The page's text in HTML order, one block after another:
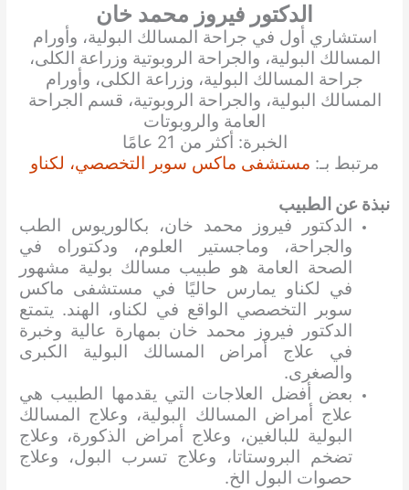
الدكتور فيروز محمد خان
استشاري أول في جراحة المسالك البولية، وأورام
المسالك البولية، والجراحة الروبوتية وزراعة الكلى،
جراحة المسالك البولية، وزراعة الكلى، وأورام
المسالك البولية، والجراحة الروبوتية، قسم الجراحة
العامة والروبوتات
الخبرة: أكثر من 21 عامًا
مرتبط بـ: مستشفى ماكس سوبر التخصصي، لكناو
نبذة عن الطبيب
الدكتور فيروز محمد خان، بكالوريوس الطب
والجراحة، وماجستير العلوم، ودكتوراه في
الصحة العامة هو طبيب مسالك بولية مشهور
في لكناو يمارس حاليًا في مستشفى ماكس
سوبر التخصصي الواقع في لكناو، الهند. يتمتع
الدكتور فيروز محمد خان بمهارة عالية وخبرة
في علاج أمراض المسالك البولية الكبرى
والصغرى.
بعض أفضل العلاجات التي يقدمها الطبيب هي
علاج أمراض المسالك البولية، وعلاج المسالك
البولية للبالغين، وعلاج أمراض الذكورة، وعلاج
تضخم البروستاتا، وعلاج تسرب البول، وعلاج
حصوات البول الخ.